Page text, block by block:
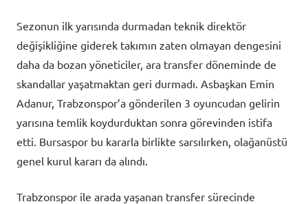
Sezonun ilk yarısında durmadan teknik direktör
değişikliğine giderek takımın zaten olmayan dengesini
daha da bozan yöneticiler, ara transfer döneminde de
skandallar yaşatmaktan geri durmadı. Asbaşkan Emin
Adanur, Trabzonspor’a gönderilen 3 oyuncudan gelirin
yarısına temlik koydurduktan sonra görevinden istifa
etti. Bursaspor bu kararla birlikte sarsılırken, olağanüstü
genel kurul kararı da alındı.
Trabzonspor ile arada yaşanan transfer sürecinde